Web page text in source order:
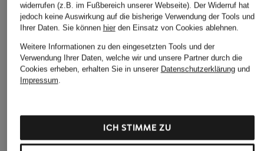
ÄHNLICHE ARTIKEL ENTDECKEN
widerrufen (z.B. im Fußbereich unserer Webseite). Der Widerruf hat
jedoch keine Auswirkung auf die bisherige Verwendung der Tools und
Ihrer Daten. Sie können hierden Einsatz von Cookies ablehnen.
Weitere Informationen zu den eingesetzten Tools und der
Verwendung Ihrer Daten, welche wir und unsere Partner durch die
Cookies erheben, erhalten Sie in unserer Datenschutzerklärungund
Impressum.
ICH STIMME ZU